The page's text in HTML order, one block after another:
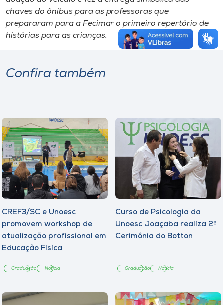
chaves do ônibus para as professoras que
prepararam para a Fecimar o primeiro repertório de
histórias para as crianças.
Confira também
CREF3/SC e Unoesc
promovem workshop de
atualização profissional em
Educação Física
Graduação Notícia
Curso de Psicologia da
Unoesc Joaçaba realiza 2ª
Cerimônia do Botton
Graduação Notícia